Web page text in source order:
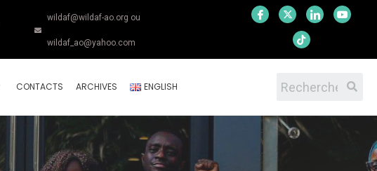
wildaf@wildaf-ao.org ou
wildaf_ao@yahoo.com
CONTACTS ARCHIVES ENGLISH